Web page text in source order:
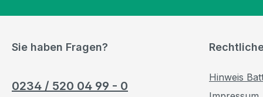
Sie haben Fragen?
0234 / 520 04 99 - 0
Hinweis